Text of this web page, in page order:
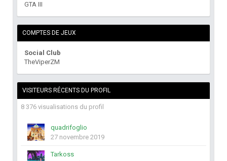
GTA III
COMPTES DE JEUX
Social Club
TheViperZM
VISITEURS RÉCENTS DU PROFIL
8 376 visualisations du profil
quadrifoglio
27 novembre 2019
Tarkoss